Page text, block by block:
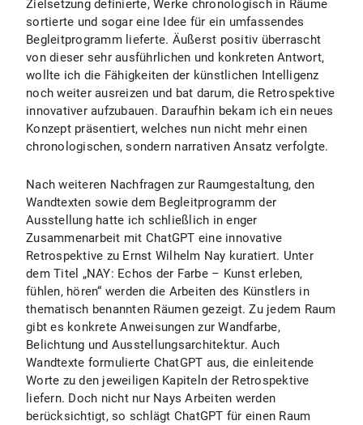
Zielsetzung definierte, Werke chronologisch in Räume
sortierte und sogar eine Idee für ein umfassendes
Begleitprogramm lieferte. Äußerst positiv überrascht
von dieser sehr ausführlichen und konkreten Antwort,
wollte ich die Fähigkeiten der künstlichen Intelligenz
noch weiter ausreizen und bat darum, die Retrospektive
innovativer aufzubauen. Daraufhin bekam ich ein neues
Konzept präsentiert, welches nun nicht mehr einen
chronologischen, sondern narrativen Ansatz verfolgte.
Nach weiteren Nachfragen zur Raumgestaltung, den
Wandtexten sowie dem Begleitprogramm der
Ausstellung hatte ich schließlich in enger
Zusammenarbeit mit ChatGPT eine innovative
Retrospektive zu Ernst Wilhelm Nay kuratiert. Unter
dem Titel „NAY: Echos der Farbe – Kunst erleben,
fühlen, hören“ werden die Arbeiten des Künstlers in
thematisch benannten Räumen gezeigt. Zu jedem Raum
gibt es konkrete Anweisungen zur Wandfarbe,
Belichtung und Ausstellungsarchitektur. Auch
Wandtexte formulierte ChatGPT aus, die einleitende
Worte zu den jeweiligen Kapiteln der Retrospektive
liefern. Doch nicht nur Nays Arbeiten werden
berücksichtigt, so schlägt ChatGPT für einen Raum